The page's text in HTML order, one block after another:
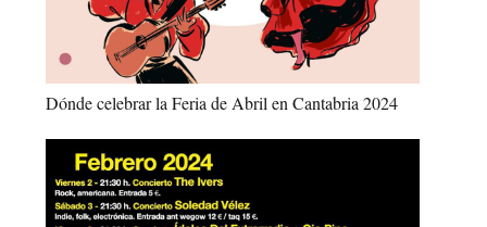
Dónde celebrar la Feria de Abril en Cantabria 2024